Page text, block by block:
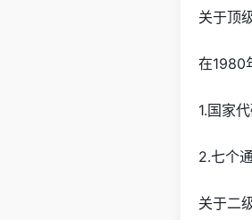
关于顶
在1980
1.国家
2.七个
关于二